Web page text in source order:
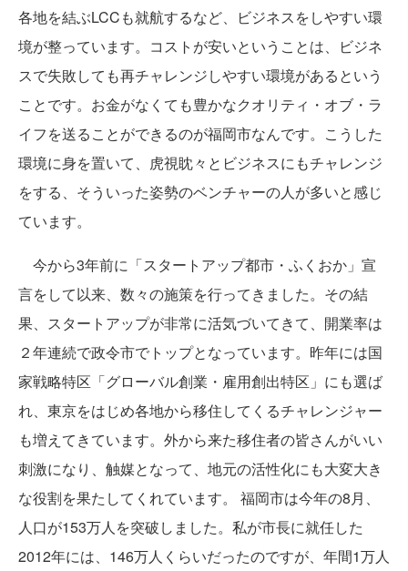
各地を結ぶLCCも就航するなど、ビジネスをしやすい環
境が整っています。コストが安いということは、ビジネ
スで失敗しても再チャレンジしやすい環境があるという
ことです。お金がなくても豊かなクオリティ・オブ・ラ
イフを送ることができるのが福岡市なんです。こうした
環境に身を置いて、虎視眈々とビジネスにもチャレンジ
をする、そういった姿勢のベンチャーの人が多いと感じ
ています。
今から3年前に「スタートアップ都市・ふくおか」宣
言をして以来、数々の施策を行ってきました。その結
果、スタートアップが非常に活気づいてきて、開業率は
２年連続で政令市でトップとなっています。昨年には国
家戦略特区「グローバル創業・雇用創出特区」にも選ば
れ、東京をはじめ各地から移住してくるチャレンジャー
も増えてきています。外から来た移住者の皆さんがいい
刺激になり、触媒となって、地元の活性化にも大変大き
な役割を果たしてくれています。 福岡市は今年の8月、
人口が153万人を突破しました。私が市長に就任した
2012年には、146万人くらいだったのですが、年間1万人